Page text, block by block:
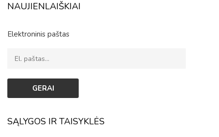
NAUJIENLAIŠKIAI
Elektroninis paštas
SĄLYGOS IR TAISYKLĖS